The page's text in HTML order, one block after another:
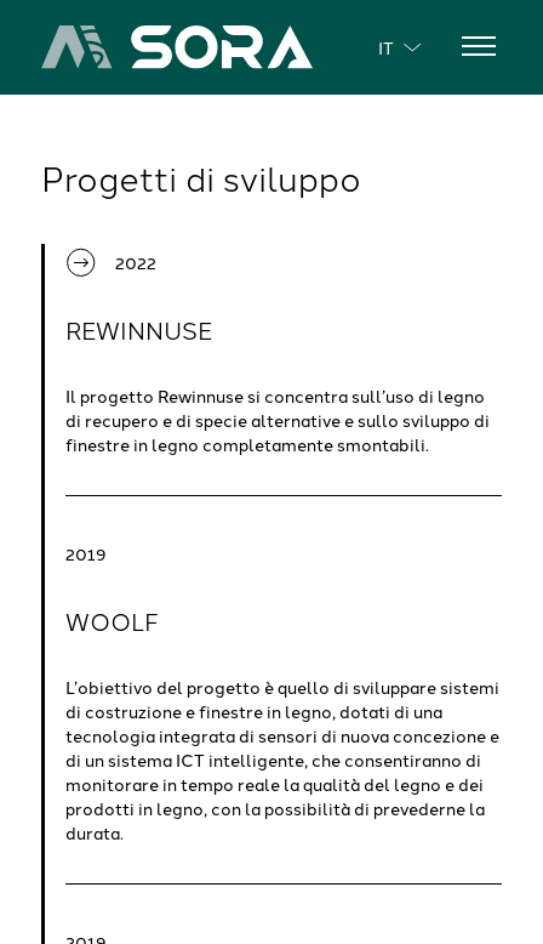
IT
Progetti di sviluppo
2022
REWINNUSE
Il progetto Rewinnuse si concentra sull’uso di legno
di recupero e di specie alternative e sullo sviluppo di
finestre in legno completamente smontabili.
2019
WOOLF
L’obiettivo del progetto è quello di sviluppare sistemi
di costruzione e finestre in legno, dotati di una
tecnologia integrata di sensori di nuova concezione e
di un sistema ICT intelligente, che consentiranno di
monitorare in tempo reale la qualità del legno e dei
prodotti in legno, con la possibilità di prevederne la
durata.